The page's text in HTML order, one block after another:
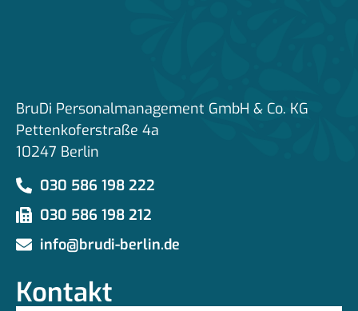
BruDi Personalmanagement GmbH & Co. KG
Pettenkoferstraße 4a
10247 Berlin
030 586 198 222
030 586 198 212
info@brudi-berlin.de
Kontakt